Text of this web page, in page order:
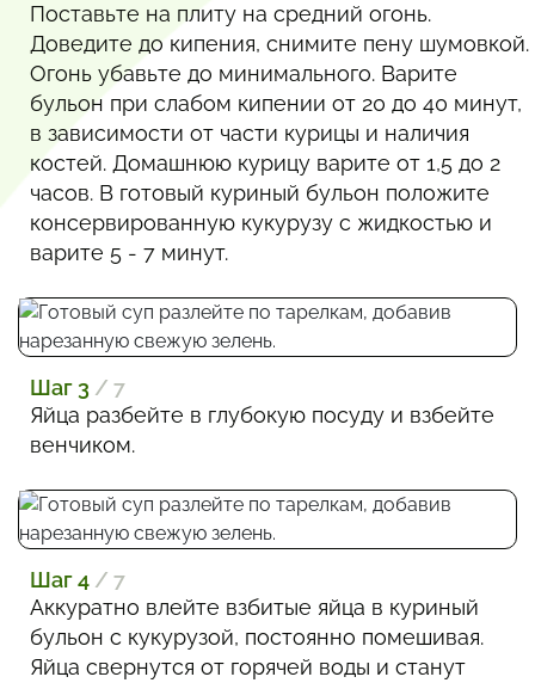
Поставьте на плиту на средний огонь.
Доведите до кипения, снимите пену шумовкой.
Огонь убавьте до минимального. Варите
бульон при слабом кипении от 20 до 40 минут,
в зависимости от части курицы и наличия
костей. Домашнюю курицу варите от 1,5 до 2
часов. В готовый куриный бульон положите
консервированную кукурузу с жидкостью и
варите 5 - 7 минут.
Шаг 3 / 7
Яйца разбейте в глубокую посуду и взбейте
венчиком.
Шаг 4 / 7
Аккуратно влейте взбитые яйца в куриный
бульон с кукурузой, постоянно помешивая.
Яйца свернутся от горячей воды и станут